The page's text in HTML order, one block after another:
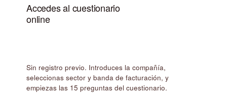
Accedes al cuestionario
online
Sin registro previo. Introduces la compañía,
seleccionas sector y banda de facturación, y
empiezas las 15 preguntas del cuestionario.